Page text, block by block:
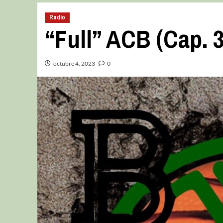
Radio
“Full” ACB (Cap.
octubre 4, 2023 0